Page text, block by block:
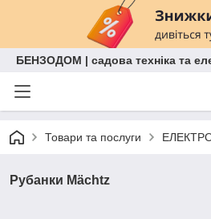
БЕНЗОДОМ | садова техніка та
Товари та послуги
Рубанки Mächtz